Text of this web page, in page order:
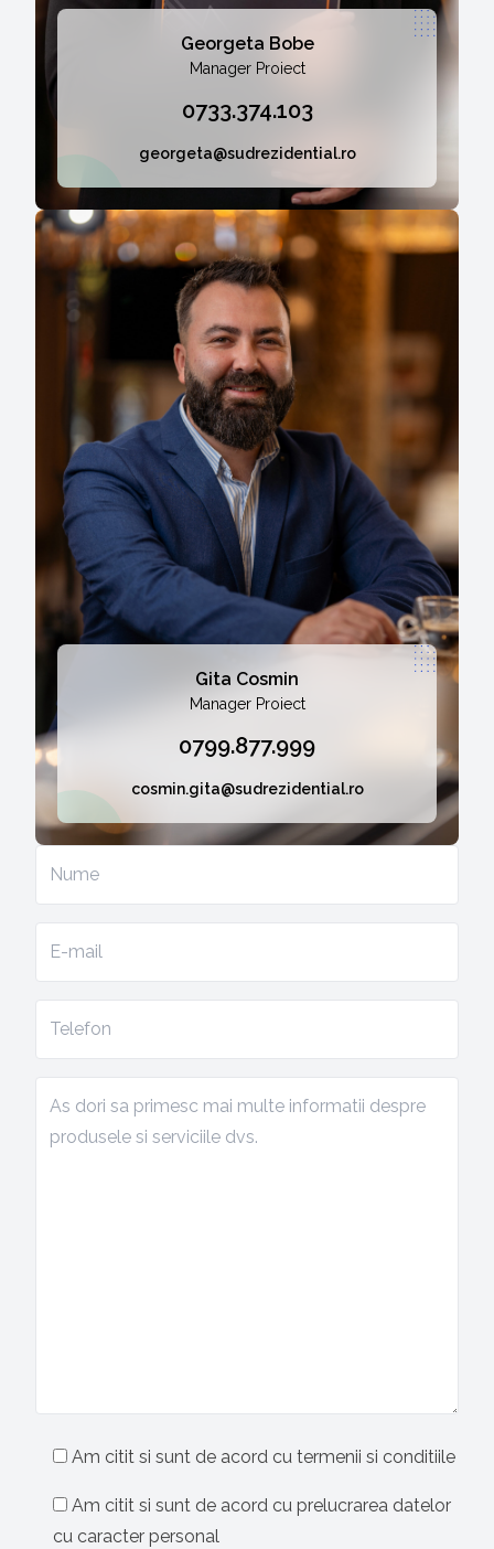
Georgeta Bobe
Manager Proiect
0733.374.103
georgeta@sudrezidential.ro
Gita Cosmin
Manager Proiect
0799.877.999
cosmin.gita@sudrezidential.ro
Am citit si sunt de acord cu termenii si conditiile
Am citit si sunt de acord cu prelucrarea datelor
cu caracter personal